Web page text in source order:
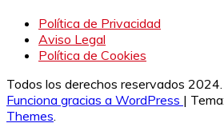
Política de Privacidad
Aviso Legal
Política de Cookies
Todos los derechos reservados 2024.
Funciona gracias a WordPress |
Themes.